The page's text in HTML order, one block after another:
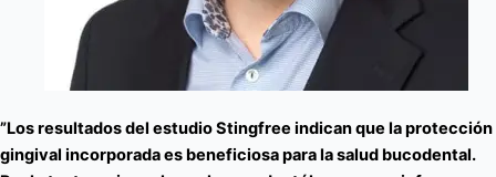
”Los resultados del estudio Stingfree indican que la protección
gingival incorporada es beneficiosa para la salud bucodental.